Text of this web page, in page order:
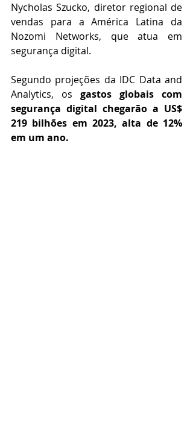
Nycholas Szucko, diretor regional de
vendas para a América Latina da
Nozomi Networks, que atua em
segurança digital.
Segundo projeções da IDC Data and
Analytics, os gastos globais com
segurança digital chegarão a US$
219 bilhões em 2023, alta de 12%
em um ano.